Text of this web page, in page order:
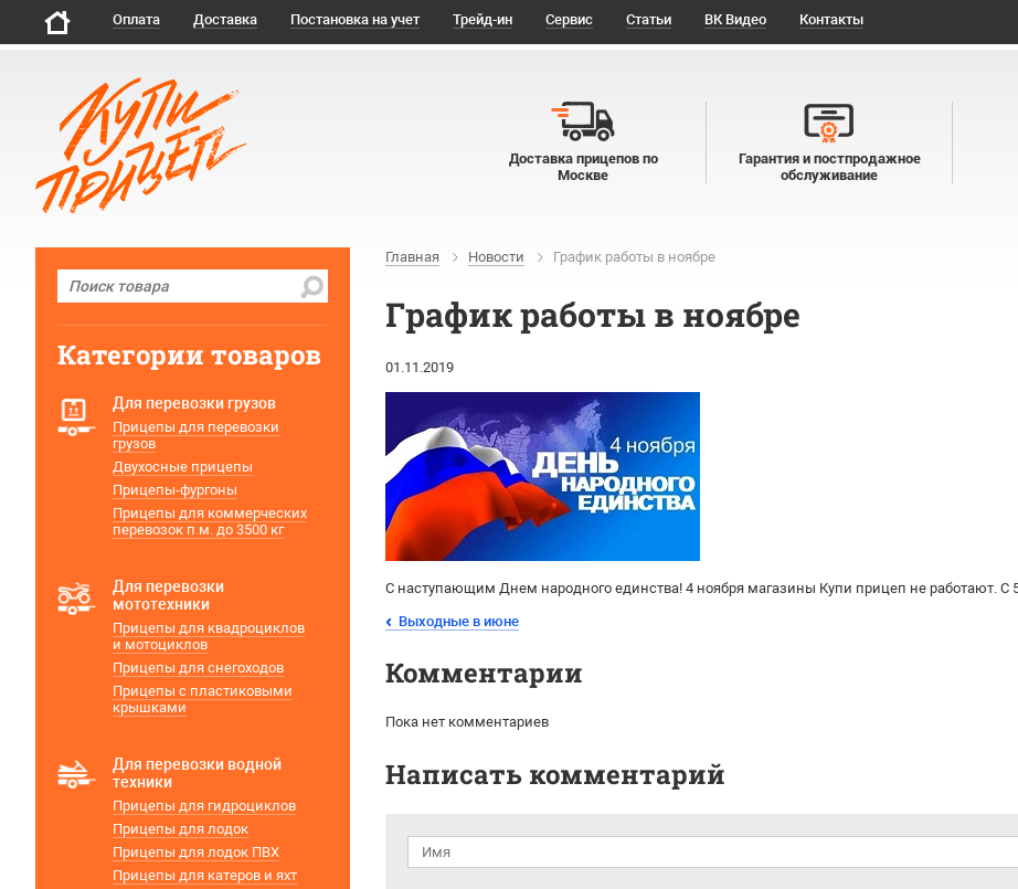
Оплата Доставка Постановка на учет Трейд-ин Сервис Статьи ВК Видео Контакты
Доставка прицепов по
Москве
Гарантия и постпродажное
обслуживание
Главная Новости График работы в ноябре
График работы в ноябре
01.11.2019
С наступающим Днем народного единства! 4 ноября магазины Купи прицеп не работают. С
Выходные в июне
Комментарии
Пока нет комментариев
Написать комментарий
Категории товаров
Для перевозки грузов
Прицепы для перевозки
грузов
Двухосные прицепы
Прицепы-фургоны
Прицепы для коммерческих
перевозок п.м. до 3500 кг
Для перевозки
мототехники
Прицепы для квадроциклов
и мотоциклов
Прицепы для снегоходов
Прицепы с пластиковыми
крышками
Для перевозки водной
техники
Прицепы для гидроциклов
Прицепы для лодок
Прицепы для лодок ПВХ
Прицепы для катеров и яхт